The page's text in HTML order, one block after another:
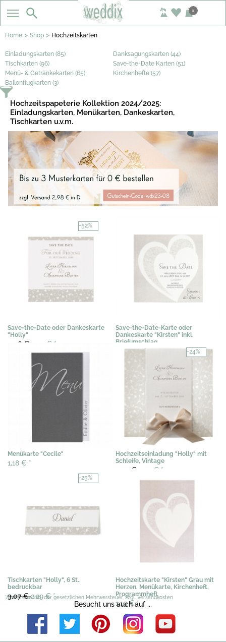
0
Home > Shop > Hochzeitskarten
Einladungskarten (85)
Danksagungskarten (44)
Tischkarten (96)
Save-the-Date Karten (51)
Menü- & Getränkekarten (65)
Kirchenhefte (57)
Ballonflugkarten (3)
Hochzeitspapeterie Kollektion 2024/2025:
Einladungskarten, Menükarten, Dankeskarten,
Tischkarten u.v.m.
-52%
Save-the-Date oder Dankeskarte
"Holly"
0,46 € 0,22 € *
Save-the-Date-Karte oder
Dankeskarte "Kirsten" inkl.
Briefumschlag
0,67 €*
Menükarte "Cecile"
1,18 € *
-24%
Hochzeitseinladung "Holly" mit
Schleife, Vintage
3,02 € 2,29 € *
-25%
Tischkarten "Holly", 6 St.,
bedruckbar
3,07 €2,29 €*
Hochzeitskarte "Kirsten" Grau mit
Herzen, Menükarte, Kirchenheft,
Programmheft
1,19 €*
*Alle Preise inkl. der gesetzlichen Mehrwersteuer, zzgl. Versandkosten
Besucht uns auch auf ...